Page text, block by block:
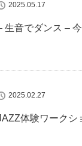
2025.05.17
生音でダンス –
2025.02.27
体験ワークシ